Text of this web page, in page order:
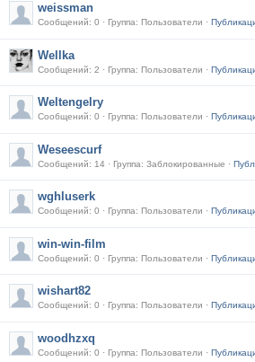
weissman
Сообщений: 0 · Группа: Пользователи ·
Wellka
Сообщений: 2 · Группа: Пользователи ·
Weltengelry
Сообщений: 0 · Группа: Пользователи ·
Weseescurf
Сообщений: 14 · Группа: Заблокированные ·
wghluserk
Сообщений: 0 · Группа: Пользователи ·
win-win-film
Сообщений: 0 · Группа: Пользователи ·
wishart82
Сообщений: 0 · Группа: Пользователи ·
woodhzxq
Сообщений: 0 · Группа: Пользователи ·